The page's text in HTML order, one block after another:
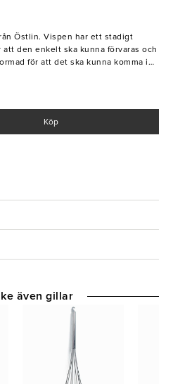
Östlin. Vispen har ett stadigt
den enkelt ska kunna förvaras och
för att det ska kunna komma in
som hör hemma på alla bageri
Köp
även gillar